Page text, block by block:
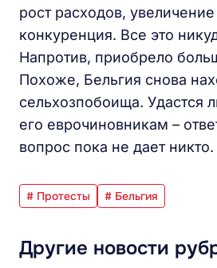
рост расходов,
конкуренция. Все это
Напротив, приобрело
Похоже, Бельгия снова
сельхозпобоища. Удастся
его еврочиновникам –
вопрос пока не дает никто.
# Протесты # Бельгия
Другие новости